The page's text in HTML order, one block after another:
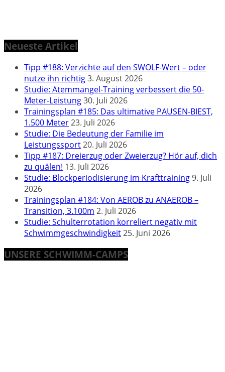
Neueste Artikel
Tipp #188: Verzichte auf den SWOLF-Wert – oder
nutze ihn richtig3. August 2026
Studie: Atemmangel-Training verbessert die 50-
Meter-Leistung30. Juli 2026
Trainingsplan #185: Das ultimative PAUSEN-BIEST,
1.500 Meter23. Juli 2026
Studie: Die Bedeutung der Familie im
Leistungssport20. Juli 2026
Tipp #187: Dreierzug oder Zweierzug? Hör auf, dich
zu quälen! 13. Juli 2026
Studie: Blockperiodisierung im Krafttraining9. Juli
2026
Trainingsplan #184: Von AEROB zu ANAEROB –
Transition, 3.100m 2. Juli 2026
Studie: Schulterrotation korreliert negativ mit
Schwimmgeschwindigkeit25. Juni 2026
UNSERE SCHWIMM-CAMPS